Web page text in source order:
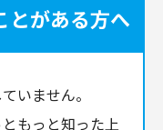
とがある方へ
いません。
もっと知った上